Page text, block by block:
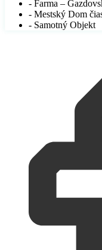
- Farma –
- Mestský Dom
- Samotný Objekt